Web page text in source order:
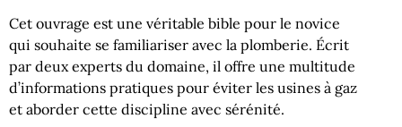
Cet ouvrage est une véritable bible pour le novice
qui souhaite se familiariser avec la plomberie. Écrit
par deux experts du domaine, il offre une multitude
d’informations pratiques pour éviter les usines à gaz
et aborder cette discipline avec sérénité.